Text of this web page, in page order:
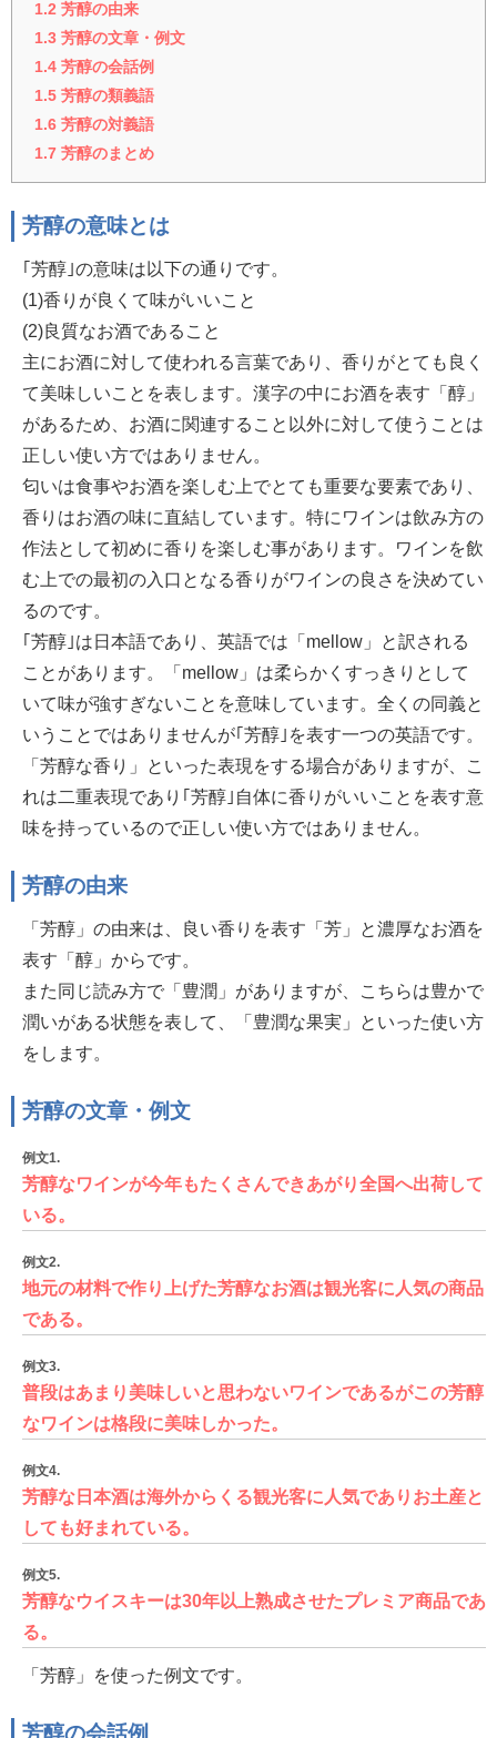
1.2 芳醇の由来
1.3 芳醇の文章・例文
1.4 芳醇の会話例
1.5 芳醇の類義語
1.6 芳醇の対義語
1.7 芳醇のまとめ
芳醇の意味とは
｢芳醇｣の意味は以下の通りです。
(1)香りが良くて味がいいこと
(2)良質なお酒であること
主にお酒に対して使われる言葉であり、香りがとても良く
て美味しいことを表します。漢字の中にお酒を表す「醇」
があるため、お酒に関連すること以外に対して使うことは
正しい使い方ではありません。
匂いは食事やお酒を楽しむ上でとても重要な要素であり、
香りはお酒の味に直結しています。特にワインは飲み方の
作法として初めに香りを楽しむ事があります。ワインを飲
む上での最初の入口となる香りがワインの良さを決めてい
るのです。
｢芳醇｣は日本語であり、英語では「mellow」と訳される
ことがあります。「mellow」は柔らかくすっきりとして
いて味が強すぎないことを意味しています。全くの同義と
いうことではありませんが｢芳醇｣を表す一つの英語です。
「芳醇な香り」といった表現をする場合がありますが、こ
れは二重表現であり｢芳醇｣自体に香りがいいことを表す意
味を持っているので正しい使い方ではありません。
芳醇の由来
「芳醇」の由来は、良い香りを表す「芳」と濃厚なお酒を
表す「醇」からです。
また同じ読み方で「豊潤」がありますが、こちらは豊かで
潤いがある状態を表して、「豊潤な果実」といった使い方
をします。
芳醇の文章・例文
例文1.
芳醇なワインが今年もたくさんできあがり全国へ出荷して
いる。
例文2.
地元の材料で作り上げた芳醇なお酒は観光客に人気の商品
である。
例文3.
普段はあまり美味しいと思わないワインであるがこの芳醇
なワインは格段に美味しかった。
例文4.
芳醇な日本酒は海外からくる観光客に人気でありお土産と
しても好まれている。
例文5.
芳醇なウイスキーは30年以上熟成させたプレミア商品であ
る。
「芳醇」を使った例文です。
芳醇の会話例